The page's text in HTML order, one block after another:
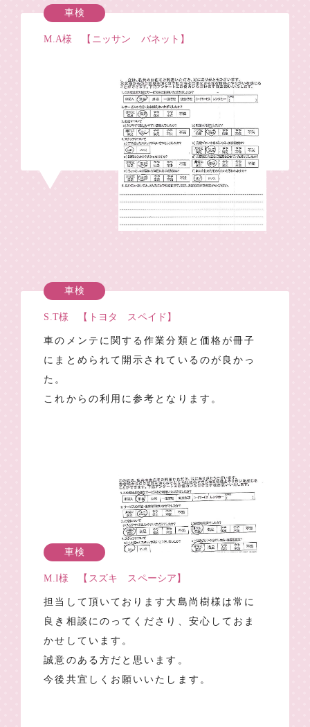
車検
M.A様 【ニッサン バネット】
車検
S.T様 【トヨタ スペイド】
車のメンテに関する作業分類と価格が冊子
にまとめられて開示されているのが良かっ
た。
これからの利用に参考となります。
車検
M.I様 【スズキ スペーシア】
担当して頂いております大島尚樹様は常に
良き相談にのってくださり、安心しておま
かせしています。
誠意のある方だと思います。
今後共宜しくお願いいたします。